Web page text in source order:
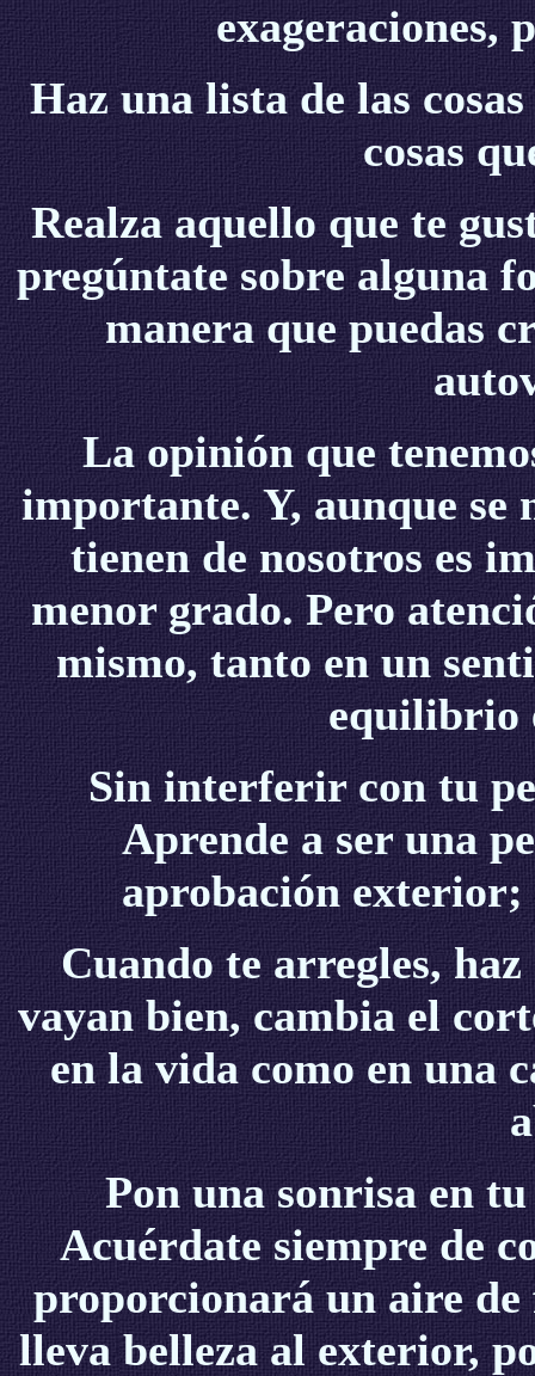
exageraciones,
Haz una lista de las
cosas
Realza aquello que te
pregúntate sobre alguna
manera que puedas
La opinión que
importante. Y, aunque se
tienen de nosotros es
menor grado. Pero
mismo, tanto en un
equilibrio
Sin interferir con tu
Aprende a ser una
aprobación
Cuando te arregles,
vayan bien, cambia el
en la vida como en una
Pon una sonrisa en
Acuérdate siempre de
proporcionará un aire
lleva belleza al exterior,